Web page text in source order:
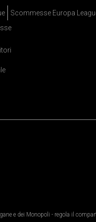
Scommesse Europa
e dei Monopoli - regola il